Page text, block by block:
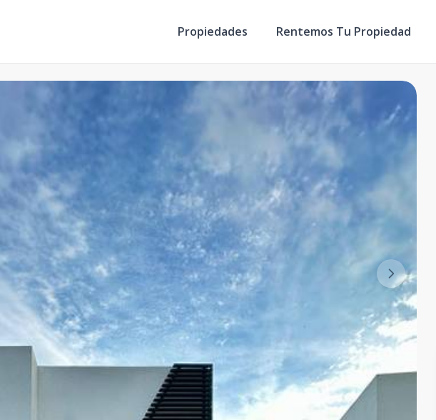
Propiedades Rentemos Tu Propiedad